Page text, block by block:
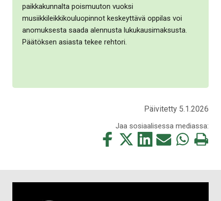
paikkakunnalta poismuuton vuoksi
musiikkileikkikouluopinnot keskeyttävä oppilas voi
anomuksesta saada alennusta lukukausimaksusta.
Päätöksen asiasta tekee rehtori.
Päivitetty 5.1.2026
Jaa sosiaalisessa mediassa:
Jaa
Jaa
Jaa
Jaa
Jaa
Tulosta